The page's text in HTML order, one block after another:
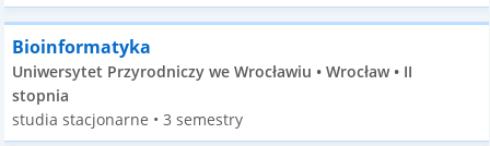
Bioinformatyka
Uniwersytet Przyrodniczy we Wrocławiu • Wrocław • II
stopnia
studia stacjonarne • 3 semestry